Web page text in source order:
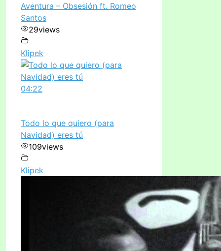
Aventura – Obsesión ft. Romeo
Santos
29views
Klipek
04:22
Todo lo que quiero (para
Navidad) eres tú
109views
Klipek